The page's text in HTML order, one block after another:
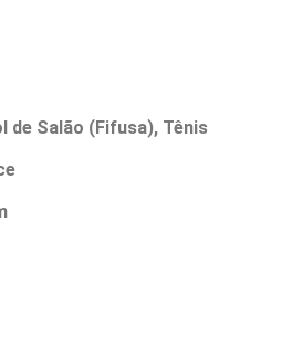
de Salão (Fifusa), Tênis